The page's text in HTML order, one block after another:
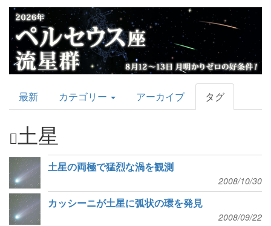
プ
AstroArts
Topics
最新 カテゴリー アーカイブ タグ
土星
土星の両極で猛烈な渦を観測
2008/10/30
カッシーニが土星に弧状の環を発見
2008/09/22